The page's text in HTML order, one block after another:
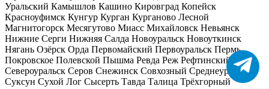
Уральский Камышлов Кашино Кировград Копейск
Красноуфимск Кунгур Курган Курганово Лесной
Магнитогорск Месягутово Миасс Михайловск Невьянск
Нижние Серги Нижняя Салда Новоуральск Новоуткинск
Нягань Озёрск Орда Первомайский Первоуральск Пермь
Покровское Полевской Пышма Ревда Реж Рефтинский
Сатка
Североуральск Серов Снежинск Совхозный Среднеуральск
Суксун Сухой Лог Сысерть Тавда Талица Трёхгорный